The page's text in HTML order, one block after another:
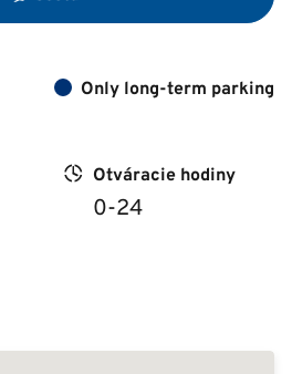
Only long-term parking
Otváracie hodiny
0-24